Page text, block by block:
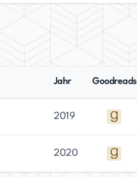
Jahr Goodreads
2019
2020